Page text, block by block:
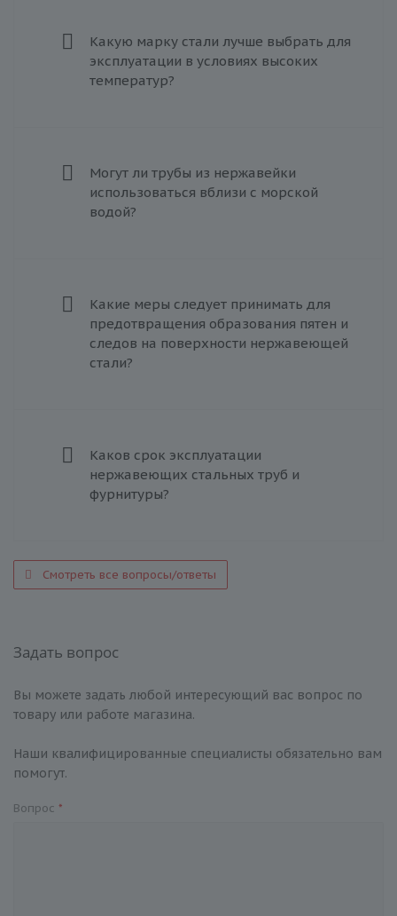
Какую марку стали лучше выбрать для
эксплуатации в условиях высоких
температур?
Могут ли трубы из нержавейки
использоваться вблизи с морской
водой?
Какие меры следует принимать для
предотвращения образования пятен и
следов на поверхности нержавеющей
стали?
Каков срок эксплуатации
нержавеющих стальных труб и
фурнитуры?
Смотреть все вопросы/ответы
Задать вопрос
Вы можете задать любой интересующий вас вопрос по
товару или работе магазина.
Наши квалифицированные специалисты обязательно вам
помогут.
Вопрос *